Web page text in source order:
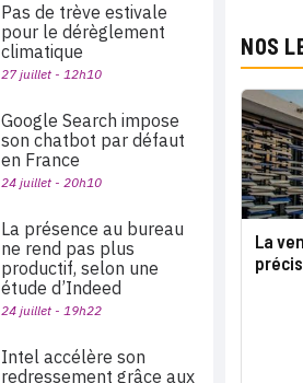
NOS
La
Pas de trève estivale
pour le dérèglement
climatique
27 juillet - 12h10
Google Search impose
son chatbot par défaut
en France
24 juillet - 20h10
La présence au bureau
ne rend pas plus
productif, selon une
étude d’Indeed
24 juillet - 19h22
Intel accélère son
redressement grâce aux